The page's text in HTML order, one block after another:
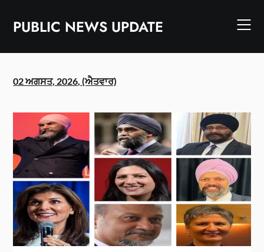
contentPUBLIC NEWS UPDATE
02 ਅਗਸਤ, 2026, (ਐਤਵਾਰ)